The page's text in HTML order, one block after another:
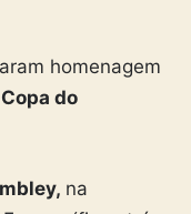
homenagem
Copa do
na